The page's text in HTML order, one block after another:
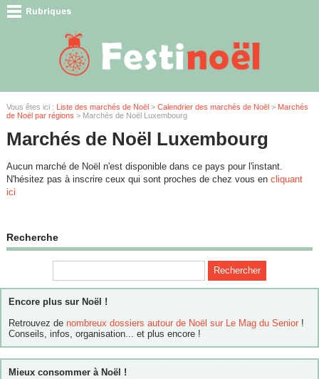
Vous êtes ici : Liste des marchés de Noël> Calendrier des marchés de Noël> Marchés
de Noël par régions > Marchés de Noël Luxembourg
Marchés de Noël Luxembourg
Aucun marché de Noël n'est disponible dans ce pays pour l'instant.
N'hésitez pas à inscrire ceux qui sont proches de chez vous en cliquant
ici
Recherche
Encore plus sur Noël !
Retrouvez de nombreux dossiers autour de Noël sur Le Mag du Senior !
Conseils, infos, organisation... et plus encore !
Mieux consommer à Noël !